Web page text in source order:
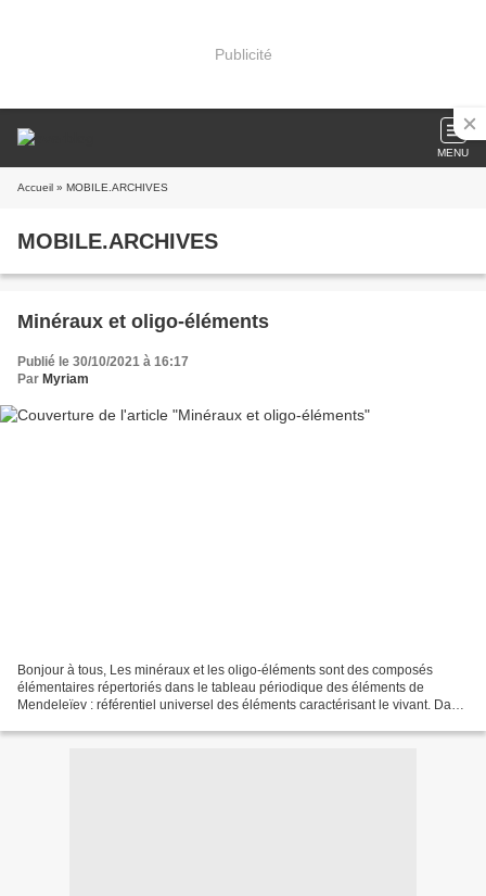
Publicité
MENU
Accueil » MOBILE.ARCHIVES
MOBILE.ARCHIVES
Minéraux et oligo-éléments
Publié le 30/10/2021 à 16:17
Par Myriam
Bonjour à tous, Les minéraux et les oligo-éléments sont des composés
élémentaires répertoriés dans le tableau périodique des éléments de
Mendeleïev : référentiel universel des éléments caractérisant le vivant. Dans